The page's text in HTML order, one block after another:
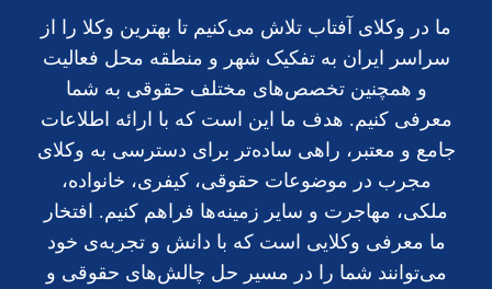
ما در وکلای آفتاب تلاش می‌کنیم تا بهترین وکلا را از
سراسر ایران به تفکیک شهر و منطقه محل فعالیت
و همچنین تخصص‌های مختلف حقوقی به شما
معرفی کنیم. هدف ما این است که با ارائه اطلاعات
جامع و معتبر، راهی ساده‌تر برای دسترسی به وکلای
مجرب در موضوعات حقوقی، کیفری، خانواده،
ملکی، مهاجرت و سایر زمینه‌ها فراهم کنیم. افتخار
ما معرفی وکلایی است که با دانش و تجربه‌ی خود
می‌توانند شما را در مسیر حل چالش‌های حقوقی و